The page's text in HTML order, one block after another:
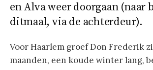
en Alva weer doorgaan (naar
ditmaal, via de achterdeur).
Voor Haarlem groef Don Frederik
maanden, een koude winter lang,